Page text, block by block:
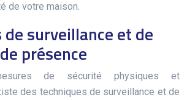
de votre maison.
de surveillance et de
présence
de sécurité physiques et
des techniques de surveillance et de